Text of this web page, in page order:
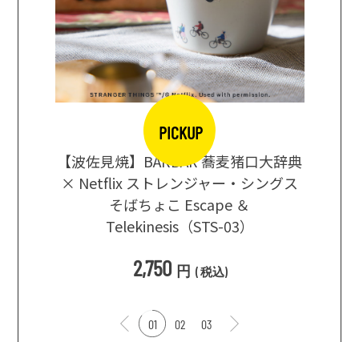
PICKUP
【波佐見焼】BARBAR 蕎麦猪口大辞典
× Netflix ストレンジャー・シングス
そばちょこ Escape ＆
Telekinesis（STS-03）
2,750 円 (税込)
01 02 03